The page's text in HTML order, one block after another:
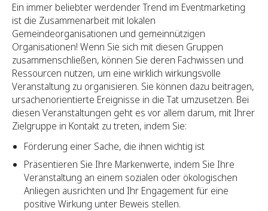
Ein immer beliebter werdender Trend im Eventmarketing
ist die Zusammenarbeit mit lokalen
Gemeindeorganisationen und gemeinnützigen
Organisationen! Wenn Sie sich mit diesen Gruppen
zusammenschließen, können Sie deren Fachwissen und
Ressourcen nutzen, um eine wirklich wirkungsvolle
Veranstaltung zu organisieren. Sie können dazu beitragen,
ursachenorientierte Ereignisse in die Tat umzusetzen. Bei
diesen Veranstaltungen geht es vor allem darum, mit Ihrer
Zielgruppe in Kontakt zu treten, indem Sie:
Förderung einer Sache, die ihnen wichtig ist
Präsentieren Sie Ihre Markenwerte, indem Sie Ihre
Veranstaltung an einem sozialen oder ökologischen
Anliegen ausrichten und Ihr Engagement für eine
positive Wirkung unter Beweis stellen.